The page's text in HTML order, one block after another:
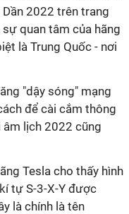
2022 trên trang
quan tâm của hãng
là Trung Quốc - nơi
"dậy sóng" mạng
để cài cắm thông
lịch 2022 cũng
Tesla cho thấy hình
tự S-3-X-Y được
là chính là tên